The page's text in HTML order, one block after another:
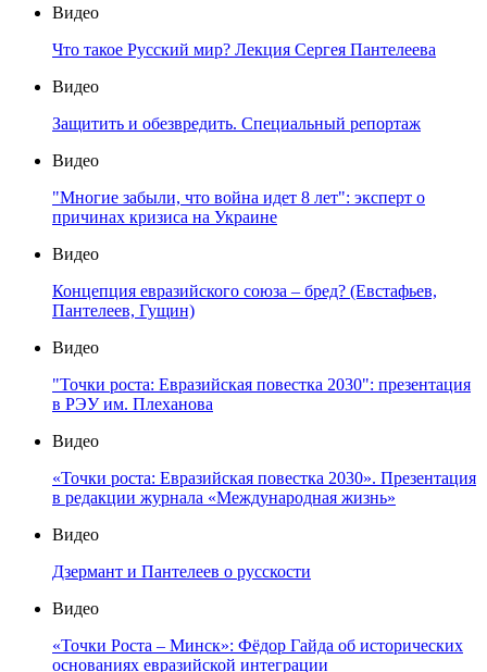
Видео
Что такое Русский мир? Лекция Сергея Пантелеева
Видео
Защитить и обезвредить. Специальный репортаж
Видео
"Многие забыли, что война идет 8 лет": эксперт о
причинах кризиса на Украине
Видео
Концепция евразийского союза – бред? (Евстафьев,
Пантелеев, Гущин)
Видео
"Точки роста: Евразийская повестка 2030": презентация
в РЭУ им. Плеханова
Видео
«Точки роста: Евразийская повестка 2030». Презентация
в редакции журнала «Международная жизнь»
Видео
Дзермант и Пантелеев о русскости
Видео
«Точки Роста – Минск»: Фёдор Гайда об исторических
основаниях евразийской интеграции